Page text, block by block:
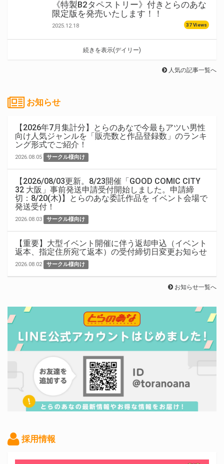
《特製B2タペストリー》付きとらのあな
限定版を発売いたします！！
2025.12.18 37 Views
続きを表示(デイリー)
人気の記事一覧へ
お知らせ
【2026年7月集計分】とらのあなで今最もアツい男性
向け人気ジャンルを「販売数と作品登録数」のランキ
ング形式でご紹介！
2026.08.05 サークル様向け
【2026/08/03更新。8/23開催「GOOD COMIC CITY
32 大阪」事前発送申請受付開始しました。申請締
切：8/20(木)】とらのあな委託作品を イベント会場で
発送受付！
2026.08.03 サークル様向け
【重要】大型イベント開催に伴う返却申込（イベント
返本、指定住所宛て返本）の受付締切日変更お知らせ
2026.08.02 サークル様向け
お知らせ一覧へ
採用情報